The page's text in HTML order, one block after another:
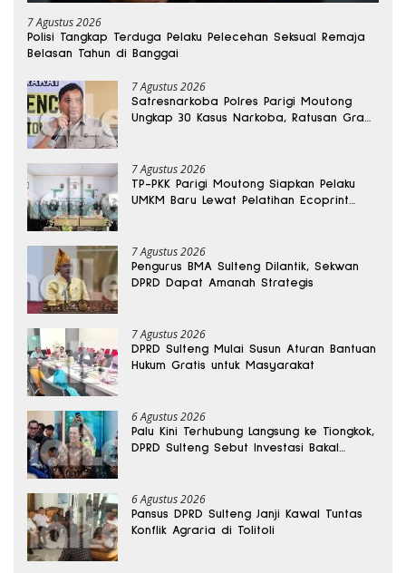
7 Agustus 2026
Polisi Tangkap Terduga Pelaku Pelecehan Seksual Remaja
Belasan Tahun di Banggai
7 Agustus 2026
Satresnarkoba Polres Parigi Moutong
Ungkap 30 Kasus Narkoba, Ratusan Gram
7 Agustus 2026
TP-PKK Parigi Moutong Siapkan Pelaku
UMKM Baru Lewat Pelatihan Ecoprint
7 Agustus 2026
Pengurus BMA Sulteng Dilantik, Sekwan
DPRD Dapat Amanah Strategis
7 Agustus 2026
DPRD Sulteng Mulai Susun Aturan Bantuan
Hukum Gratis untuk Masyarakat
6 Agustus 2026
Palu Kini Terhubung Langsung ke Tiongkok,
DPRD Sulteng Sebut Investasi Bakal
6 Agustus 2026
Pansus DPRD Sulteng Janji Kawal Tuntas
Konflik Agraria di Tolitoli